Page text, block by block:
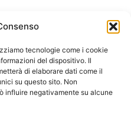
tecnologie come i cookie
del dispositivo. Il
di elaborare dati come il
su questo sito. Non
influire negativamente su alcune
momento
Potrebbe Essere per
alla Quinta